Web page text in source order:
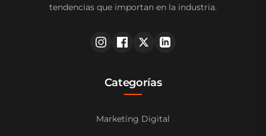
tendencias que importan en la industria.
Categorías
Marketing Digital